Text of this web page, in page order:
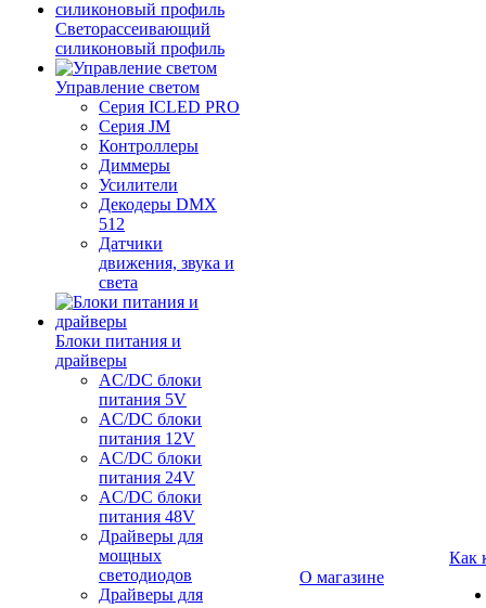
Светорассеивающий
силиконовый профиль
Управление светом
Серия ICLED PRO
Серия JM
Контроллеры
Диммеры
Усилители
Декодеры DMX
512
Датчики
движения, звука и
света
Блоки питания и
драйверы
AC/DC блоки
питания 5V
AC/DC блоки
питания 12V
AC/DC блоки
питания 24V
AC/DC блоки
питания 48V
Драйверы для
мощных
светодиодов
Драйверы для
О магазине
Как